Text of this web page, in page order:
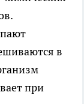
в
при